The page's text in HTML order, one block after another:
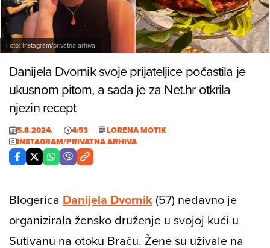
Foto: Instagram/privatna arhiva
Danijela Dvornik svoje prijateljice počastila je
ukusnom pitom, a sada je za Net.hr otkrila
njezin recept
5.8.2024. 4:53
LORENA MOTIK
INSTAGRAM/PRIVATNA ARHIVA
Blogerica Danijela Dvornik(57) nedavno je
organizirala žensko druženje u svojoj kući u
Sutivanu na otoku Braču. Žene su uživale na